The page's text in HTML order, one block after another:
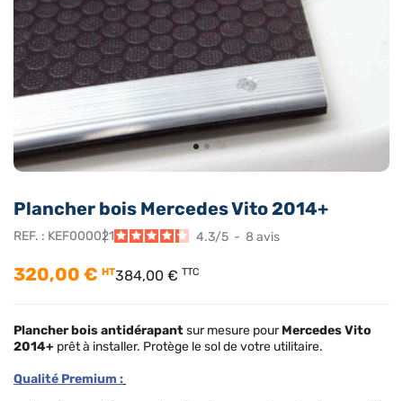
Plancher bois Mercedes Vito 2014+
REF. : KEF000021 4.3/5 - 8 avis
320,00 € HT384,00 € TTC
Plancher bois antidérapantsur mesure pourMercedes Vito
2014+ prêt à installer. Protège le sol de votre utilitaire.
Qualité Premium :